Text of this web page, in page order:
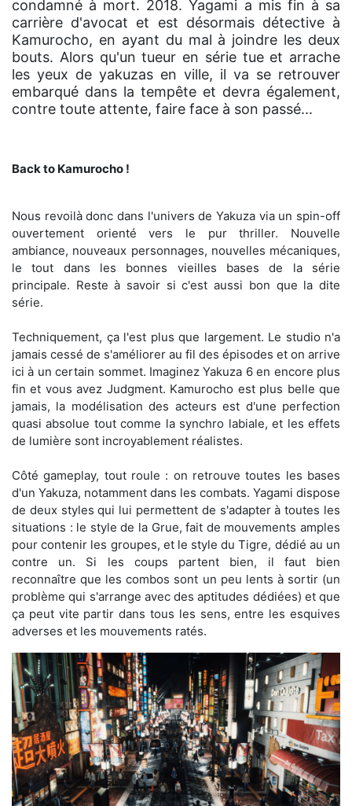
condamné à mort. 2018. Yagami a mis fin à sa
carrière d'avocat et est désormais détective à
Kamurocho, en ayant du mal à joindre les deux
bouts. Alors qu'un tueur en série tue et arrache
les yeux de yakuzas en ville, il va se retrouver
embarqué dans la tempête et devra également,
contre toute attente, faire face à son passé...
Back to Kamurocho !
Nous revoilà donc dans l'univers de Yakuza via un spin-off
ouvertement orienté vers le pur thriller. Nouvelle
ambiance, nouveaux personnages, nouvelles mécaniques,
le tout dans les bonnes vieilles bases de la série
principale. Reste à savoir si c'est aussi bon que la dite
série.
Techniquement, ça l'est plus que largement. Le studio n'a
jamais cessé de s'améliorer au fil des épisodes et on arrive
ici à un certain sommet. Imaginez Yakuza 6 en encore plus
fin et vous avez Judgment. Kamurocho est plus belle que
jamais, la modélisation des acteurs est d'une perfection
quasi absolue tout comme la synchro labiale, et les effets
de lumière sont incroyablement réalistes.
Côté gameplay, tout roule : on retrouve toutes les bases
d'un Yakuza, notamment dans les combats. Yagami dispose
de deux styles qui lui permettent de s'adapter à toutes les
situations : le style de la Grue, fait de mouvements amples
pour contenir les groupes, et le style du Tigre, dédié au un
contre un. Si les coups partent bien, il faut bien
reconnaître que les combos sont un peu lents à sortir (un
problème qui s'arrange avec des aptitudes dédiées) et que
ça peut vite partir dans tous les sens, entre les esquives
adverses et les mouvements ratés.